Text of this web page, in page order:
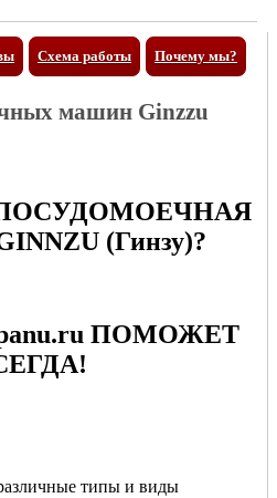
Почему мы?
Схема работы
машин Ginzzu
(Гинзу)?
ПОМОЖЕТ
типы и виды